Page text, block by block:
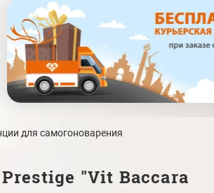
для самогоноварения
"Vit Baccara